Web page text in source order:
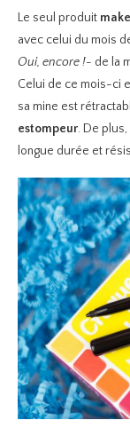
Le seul produit
avec celui du mois
Oui, encore !- de la
Celui de ce mois-ci
sa mine est
estompeur. De
longue durée et